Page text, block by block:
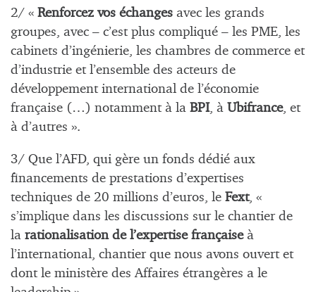
2/ « Renforcez vos échanges avec les grands
groupes, avec – c’est plus compliqué – les PME, les
cabinets d’ingénierie, les chambres de commerce et
d’industrie et l’ensemble des acteurs de
développement international de l’économie
française (…) notamment à la BPI, à Ubifrance, et
à d’autres ».
3/ Que l’AFD, qui gère un fonds dédié aux
financements de prestations d’expertises
techniques de 20 millions d’euros, le Fext, «
s’implique dans les discussions sur le chantier de
la rationalisation de l’expertise françaiseà
l’international, chantier que nous avons ouvert et
dont le ministère des Affaires étrangères a le